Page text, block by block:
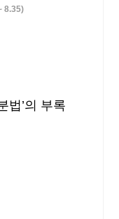
8.35)
법’의 부록